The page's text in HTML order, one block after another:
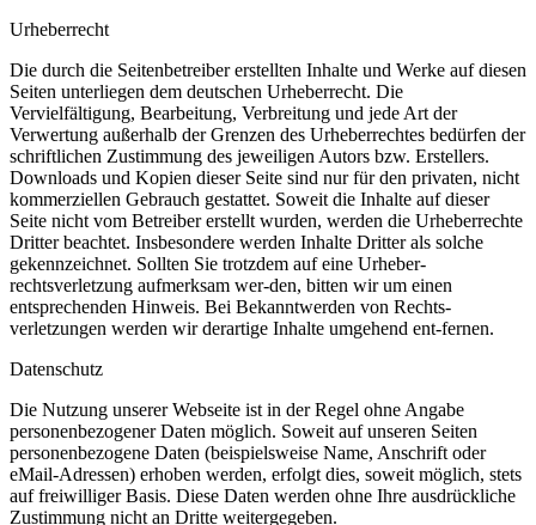
Urheberrecht
Die durch die Seitenbetreiber erstellten Inhalte und Werke auf diesen
Seiten unterliegen dem deutschen Urheberrecht. Die
Vervielfältigung, Bearbeitung, Verbreitung und jede Art der
Verwertung außerhalb der Grenzen des Urheberrechtes bedürfen der
schriftlichen Zustimmung des jeweiligen Autors bzw. Erstellers.
Downloads und Kopien dieser Seite sind nur für den privaten, nicht
kommerziellen Gebrauch gestattet. Soweit die Inhalte auf dieser
Seite nicht vom Betreiber erstellt wurden, werden die Urheberrechte
Dritter beachtet. Insbesondere werden Inhalte Dritter als solche
gekenn­zeichnet. Sollten Sie trotzdem auf eine Urheber-
rechtsverletzung aufmerksam wer-den, bitten wir um einen
entsprechenden Hinweis. Bei Bekanntwerden von Rechts-
verletzungen werden wir derartige Inhalte umgehend ent-fernen.
Datenschutz
Die Nutzung unserer Webseite ist in der Regel ohne Angabe
personen­be­zo­ge­ner Daten möglich. Soweit auf unseren Seiten
personenbezogene Daten (beispielsweise Name, Anschrift oder
eMail-Adressen) erhoben werden, erfolgt dies, soweit möglich, stets
auf freiwilliger Basis. Diese Daten werden ohne Ihre ausdrückliche
Zustimmung nicht an Dritte weitergegeben.